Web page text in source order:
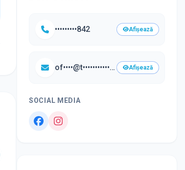
•••••••••842 Afișează
of••••@t•••••••••••.ro Afișează
SOCIAL MEDIA